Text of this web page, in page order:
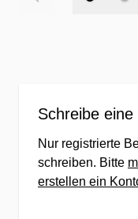
Schreibe
Nur registrierte
schreiben. Bitte
erstellen ein